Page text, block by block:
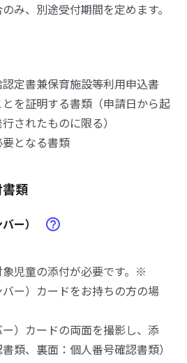
み、別途受付期間を定めます。
定書兼保育施設等利用申込書
を証明する書類（申請日から起
されたものに限る）
要となる書類
類
ー）
児童の添付が必要です。※
バー）カードをお持ちの方の場
）カードの両面を撮影し、添
類、裏面：個人番号確認書類）